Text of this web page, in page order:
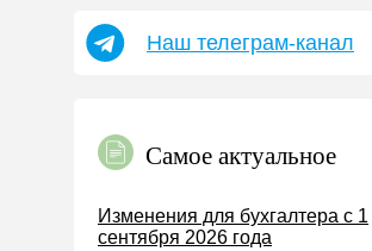
УСН
Земельный налог
Налог на рекламу
Наш телеграм-канал
Самое актуальное
Изменения для бухгалтера с 1
сентября 2026 года